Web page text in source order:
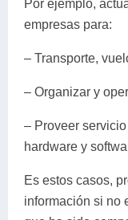
Por ejemplo,
empresas para:
– Transporte,
– Organizar y
– Proveer
hardware y
Es estos casos,
información si no